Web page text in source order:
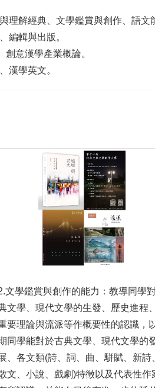
解經典、文學鑑賞與創作、語文
編輯與出版。
意漢學產業概論。
漢學英文。
文學鑑賞與創作的能力：教導同學
文學、現代文學的生發、歷史進程、
要理論與流派等作概要性的認識，
同學能對於古典文學、現代文學的
、各文類(詩、詞、曲、駢賦、新詩
文、小說、戲劇)特徵以及代表性作